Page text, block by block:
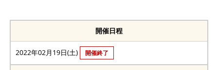
開催日程
2022年02月19日(土) 開催終了